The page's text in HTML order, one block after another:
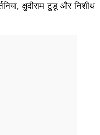
क्षुदीराम टुडू और निशीथ